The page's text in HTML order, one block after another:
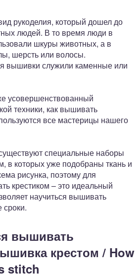
рукоделия, который дошел до
людей. В то время люди в
шкуры животных, а в
шерсть или волосы.
вышивки служили каменные или
усовершенствованный
техники, как вышивать
все мастерицы нашего
специальные наборы
в которых уже подобраны ткань и
рисунка, поэтому для
крестиком – это идеальный
научиться вышивать
сроки.
вышивать
крестом / How
stitch